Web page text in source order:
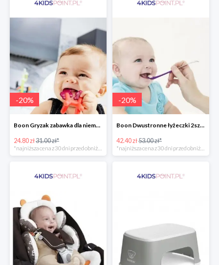
-20%
Boon Gryzak zabawka dla niemowlaka jednorożec Prance -20%
24.80 zł31.00 zł*
-20%
Boon Dwustronne łyżeczki 2szt. Orange -20%
42.40 zł53.00 zł*